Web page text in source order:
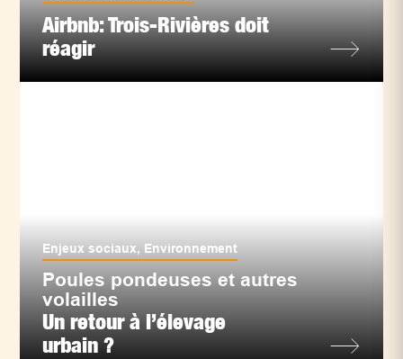
Airbnb: Trois-Rivières doit
réagir
Enjeux sociaux, Environnement
Poules pondeuses et autres
volailles
Un retour à l’élevage
urbain ?